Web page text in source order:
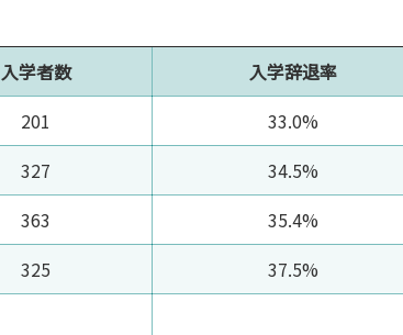
入学者数
入学辞退率
201
33.0%
327
34.5%
363
35.4%
325
37.5%